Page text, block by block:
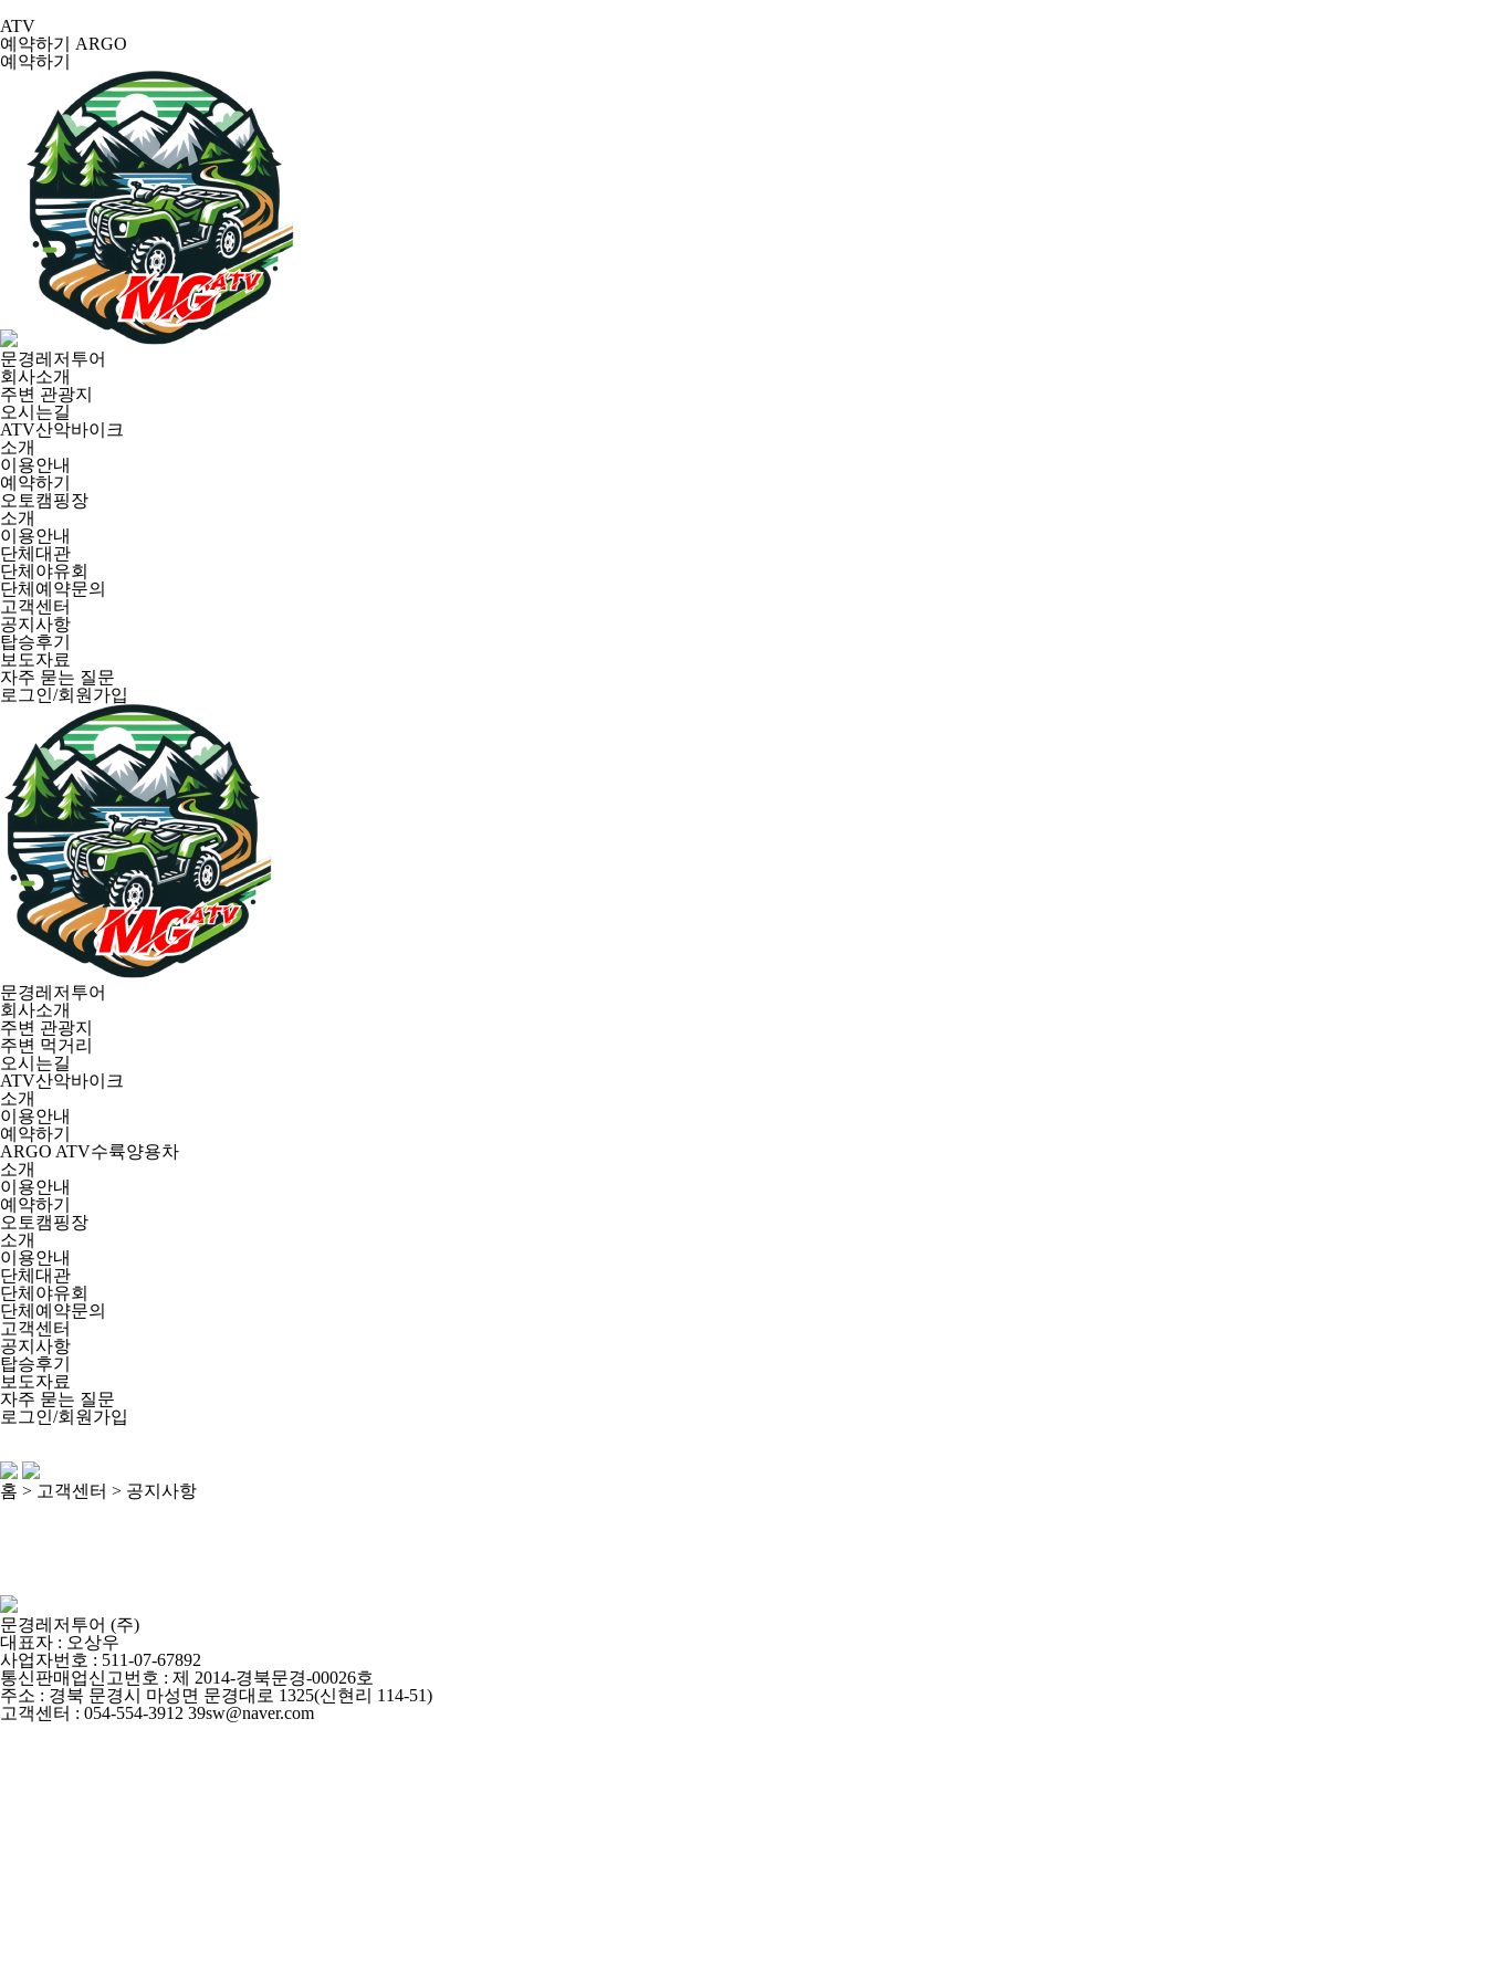
ATV
예약하기
ARGO
예약하기
문경레저투어
회사소개
주변 관광지
오시는길
ATV산악바이크
소개
이용안내
예약하기
오토캠핑장
소개
이용안내
단체대관
단체야유회
단체예약문의
고객센터
공지사항
탑승후기
보도자료
자주 묻는 질문
로그인/회원가입
문경레저투어
회사소개
주변 관광지
주변 먹거리
오시는길
ATV산악바이크
소개
이용안내
예약하기
ARGO ATV수륙양용차
소개
이용안내
예약하기
오토캠핑장
소개
이용안내
단체대관
단체야유회
단체예약문의
고객센터
공지사항
탑승후기
보도자료
자주 묻는 질문
로그인/회원가입
홈 > 고객센터 > 공지사항
문화체육관광부 지정 KSPO 레저스포츠 안전점검 완료 사업장
2024-11-22
목록
문경레저투어 (주)
대표자 : 오상우
사업자번호 : 511-07-67892
통신판매업신고번호 : 제 2014-경북문경-00026호
주소 : 경북 문경시 마성면 문경대로 1325(신현리 114-51)
고객센터 : 054-554-3912 39sw@naver.com